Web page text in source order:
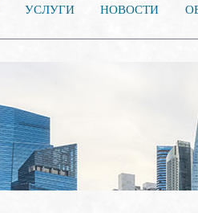
УСЛУГИ НОВОСТИ